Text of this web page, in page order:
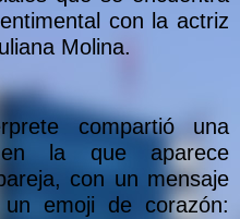
con la actriz
Molina.
compartió una
en la que aparece
con un mensaje
emoji de corazón: